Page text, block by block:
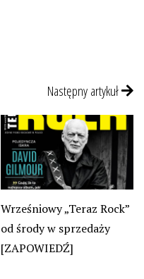
Następny artykuł
Wrześniowy „Teraz Rock”
od środy w sprzedaży
[ZAPOWIEDŹ]